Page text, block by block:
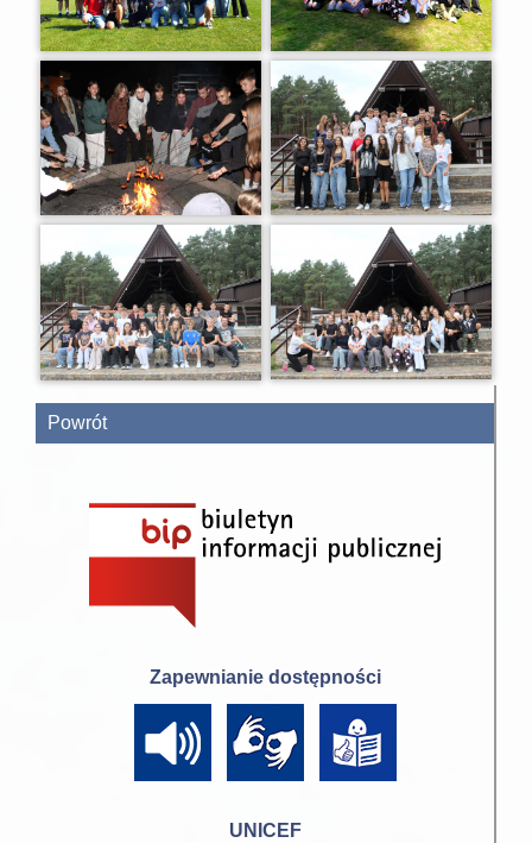
Powrót
Zapewnianie dostępności
UNICEF